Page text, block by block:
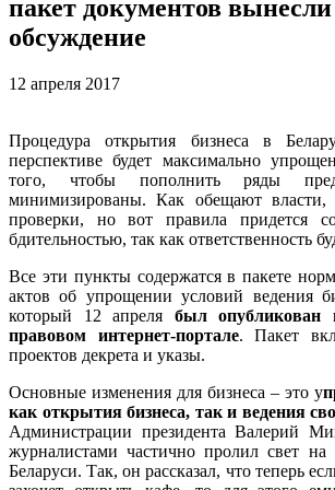
пакет документов
обсуждение
12 апреля 2017
Процедура открытия бизнеса в
перспективе будет максимально
того, чтобы пополнить ряды
минимизированы. Как обещают власти,
проверки, но вот правила придется
бдительностью, так как ответственность
Все эти пункты содержатся в пакете
актов об упрощении условий ведения
который 12 апреля был опубликован
правовом интернет-портале. Пакет
проектов декрета и указы.
Основные изменения для бизнеса – это у
как открытия бизнеса, так и ведения
Администрации президента Валерий
журналистами частично пролил свет на
Беларуси. Так, он рассказал, что теперь